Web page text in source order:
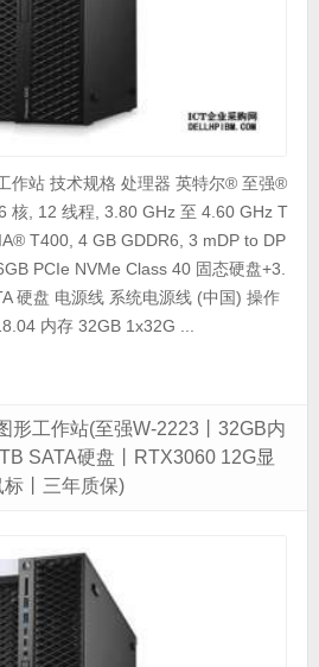
作站 技术规格 处理器 英特尔® 至强®
核, 12 线程, 3.80 GHz 至 4.60 GHz T
T400, 4 GB GDDR6, 3 mDP to DP
PCIe NVMe Class 40 固态硬盘+3.
硬盘 电源线 系统电源线 (中国) 操作
内存 32GB 1x32G ...
形工作站(至强W-2223丨32GB内
SATA硬盘丨RTX3060 12G显
丨三年质保)